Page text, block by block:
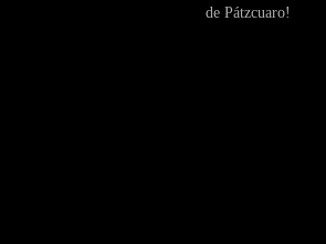
de Pátzcuaro!